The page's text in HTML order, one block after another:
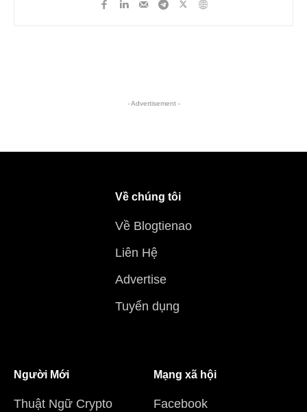
- Advertisement -
Về chúng tôi
Về Blogtienao
Liên Hệ
Advertise
Tuyển dụng
Người Mới
Thuật Ngữ Crypto
Mạng xã hội
Facebook